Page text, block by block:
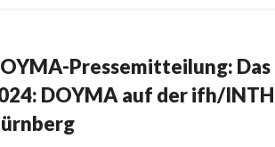
Pressemitteilung:
DOYMA auf der ifh/